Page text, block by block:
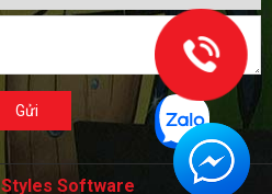
Gửi
Styles Software